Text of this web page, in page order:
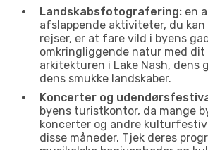
Landskabsfotografering: en
afslappende aktiviteter, du kan
rejser, er at fare vild i byens
omkringliggende natur med dit
arkitekturen i Lake Nash, dens
dens smukke landskaber.
Koncerter og
byens turistkontor, da mange
koncerter og andre
disse måneder. Tjek deres